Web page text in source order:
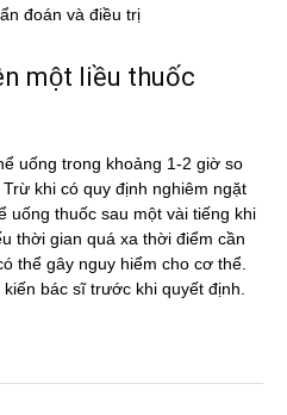
đoán và điều trị
một liều thuốc
uống trong khoảng 1-2 giờ so
khi có quy định nghiêm ngặt
uống thuốc sau một vài tiếng khi
thời gian quá xa thời điểm cần
thể gây nguy hiểm cho cơ thể.
bác sĩ trước khi quyết định.